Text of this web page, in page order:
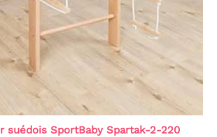
suédois SportBaby Spartak-2-220